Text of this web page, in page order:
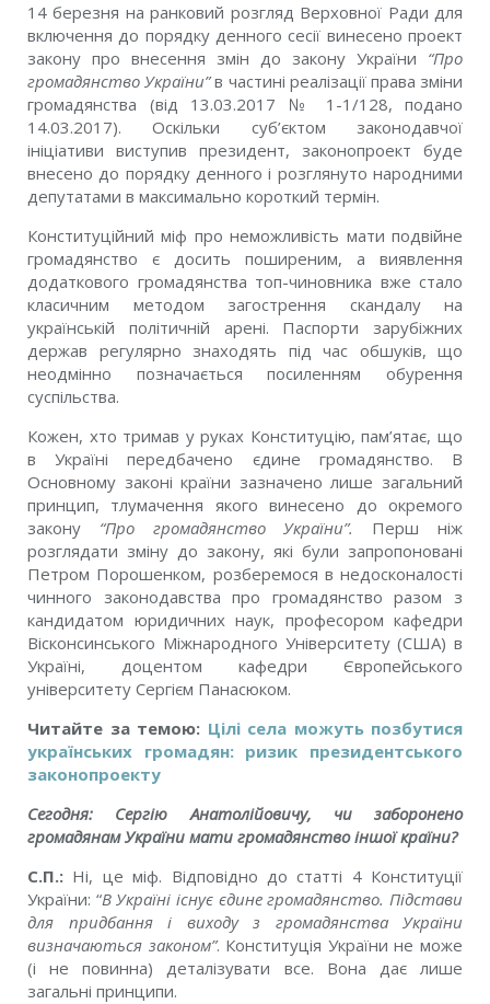
14 березня на ранковий розгляд Верховної Ради для
включення до порядку денного сесії винесено проект
закону про внесення змін до закону України “Про
громадянство України”в частині реалізації права зміни
громадянства (від 13.03.2017 № 1-1/128, подано
14.03.2017). Оскільки суб’єктом законодавчої
ініціативи виступив президент, законопроект буде
внесено до порядку денного і розглянуто народними
депутатами в максимально короткий термін.
Конституційний міф про неможливість мати подвійне
громадянство є досить поширеним, а виявлення
додаткового громадянства топ-чиновника вже стало
класичним методом загострення скандалу на
українській політичній арені. Паспорти зарубіжних
держав регулярно знаходять під час обшуків, що
неодмінно позначається посиленням обурення
суспільства.
Кожен, хто тримав у руках Конституцію, пам’ятає, що
в Україні передбачено єдине громадянство. В
Основному законі країни зазначено лише загальний
принцип, тлумачення якого винесено до окремого
закону “Про громадянство України”.
Перш ніж
розглядати зміну до закону, які були запропоновані
Петром Порошенком, розберемося в недосконалості
чинного законодавства про громадянство разом з
кандидатом юридичних наук, професором кафедри
Вісконсинського Міжнародного Університету (США) в
Україні, доцентом кафедри Європейського
університету Сергієм Панасюком.
Читайте за темою: Цілі села можуть позбутися
українських громадян: ризик президентського
законопроекту
Сегодня: Сергію Анатолійовичу, чи заборонено
громадянам України мати громадянство іншої країни?
С.П.: Ні, це міф. Відповідно до статті 4 Конституції
України: “В Україні існує єдине громадянство. Підстави
для придбання і виходу з громадянства України
визначаються законом”. Конституція України не може
(і не повинна) деталізувати все. Вона дає лише
загальні принципи.